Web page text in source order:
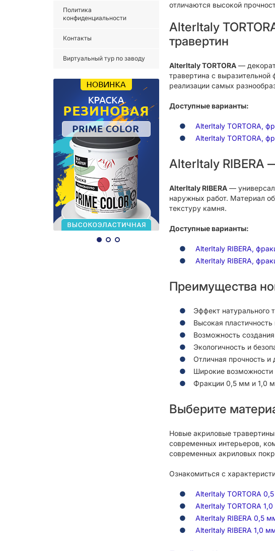
Политика
конфиденциальности
Контакты
Виртуальный тур по заводу
отличаются высокой
AlterItaly
травертин
AlterItaly TORTORA —
травертина с
реализации самых
Доступные варианты:
AlterItaly TORTORA,
AlterItaly TORTORA,
AlterItaly RIBERA
AlterItaly RIBERA —
наружных работ. Материал
текстуру камня.
Доступные варианты:
AlterItaly RIBERA,
AlterItaly RIBERA,
Преимущества
Эффект натурального
Высокая
Возможность
Экологичность и
Отличная прочность и
Широкие возможности
Фракции 0,5 мм и 1,0
Выберите
Новые акриловые травертины
современных интерьеров,
современных акриловых
Ознакомиться с
AlterItaly TORTORA
AlterItaly TORTORA
AlterItaly RIBERA 0,5
AlterItaly RIBERA 1,0